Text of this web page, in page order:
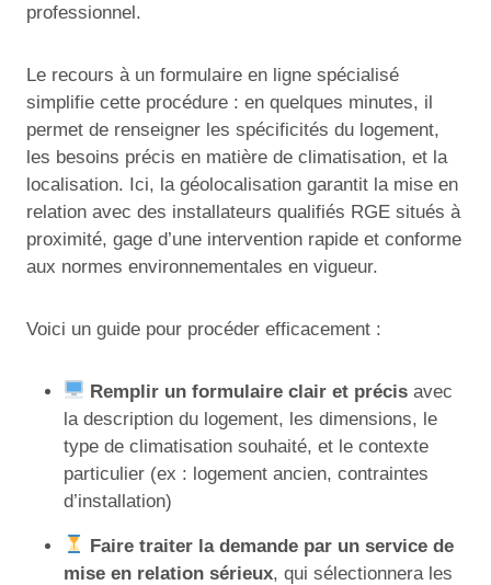
professionnel.
Le recours à un formulaire en ligne spécialisé
simplifie cette procédure : en quelques minutes, il
permet de renseigner les spécificités du logement,
les besoins précis en matière de climatisation, et la
localisation. Ici, la géolocalisation garantit la mise en
relation avec des installateurs qualifiés RGE situés à
proximité, gage d’une intervention rapide et conforme
aux normes environnementales en vigueur.
Voici un guide pour procéder efficacement :
Remplir un formulaire clair et précis avec
la description du logement, les dimensions, le
type de climatisation souhaité, et le contexte
particulier (ex : logement ancien, contraintes
d’installation)
Faire traiter la demande par un service de
mise en relation sérieux, qui sélectionnera les